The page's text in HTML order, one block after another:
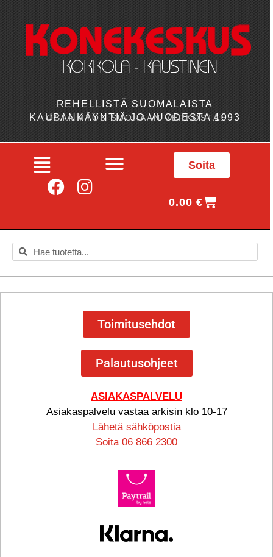
REHELLISTÄ SUOMALAISTA
KAUPANKÄYNTIÄ JO VUODESTA 1993
OSTA MYÖS SUORAAN VERKOSTA!
Soita
0.00€
Toimitusehdot
Palautusohjeet
ASIAKASPALVELU
Asiakaspalvelu vastaa arkisin klo 10-17
Lähetä sähköpostia
Soita 06 866 2300